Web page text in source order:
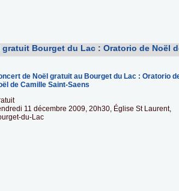
Bourget du Lac : Oratorio de Noël
de Noël gratuit au Bourget du Lac : Oratorio
de Camille Saint-Saens
11 décembre 2009, 20h30, Église St Laurent,
du-Lac